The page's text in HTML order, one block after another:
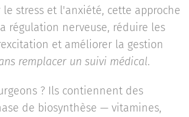
le stress et l'anxiété, cette approche
régulation nerveuse, réduire les
et améliorer la gestion
remplacer un suivi médical.
? Ils contiennent des
de biosynthèse — vitamines,